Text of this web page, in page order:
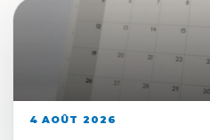
4 AOÛT 2026